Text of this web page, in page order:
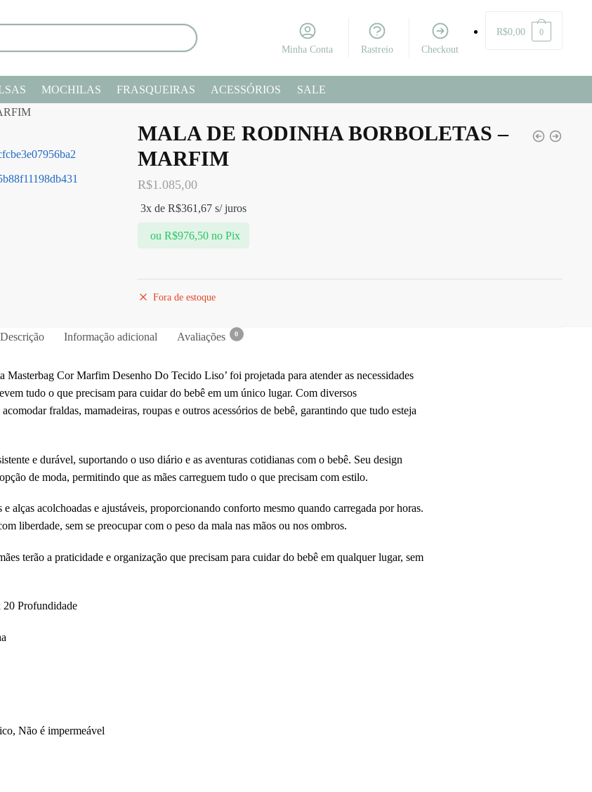
Minha Conta Rastreio Checkout
R$0,00 0
MOCHILAS FRASQUEIRAS ACESSÓRIOS
SALE
MALA DE RODINHA BORBOLETAS –
MARFIM
R$1.085,00
ou R$976,50 no Pix
3x deR$361,67 s/ juros
Fora de estoque
Descrição Informação adicional Avaliações 0
Cor Marfim Desenho Do Tecido Liso’ foi projetada para atender as necessidades
tudo o que precisam para cuidar do bebê em um único lugar. Com diversos
fraldas, mamadeiras, roupas e outros acessórios de bebê, garantindo que tudo esteja
e durável, suportando o uso diário e as aventuras cotidianas com o bebê. Seu design
de moda, permitindo que as mães carreguem tudo o que precisam com estilo.
alças acolchoadas e ajustáveis, proporcionando conforto mesmo quando carregada por horas.
liberdade, sem se preocupar com o peso da mala nas mãos ou nos ombros.
terão a praticidade e organização que precisam para cuidar do bebê em qualquer lugar, sem
Profundidade
Não é impermeável